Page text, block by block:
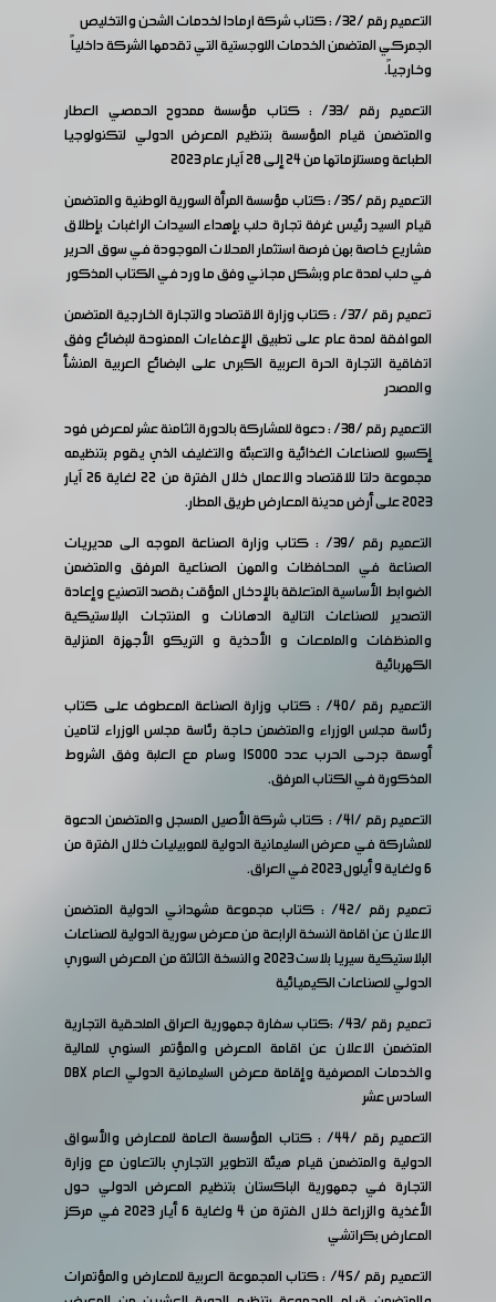
التعميم رقم /32/ : كتاب شركة ارمادا لخدمات الشحن والتخليص
الجمركي المتضمن الخدمات اللوجستية التي تقدمها الشركة داخلياً
وخارجياً.
التعميم رقم /33/ : كتاب مؤسسة ممدوح الحمصي العطار
والمتضمن قيام المؤسسة بتنظيم المعرض الدولي لتكنولوجيا
الطباعة ومستلزماتها من 24 إلى 28 آيار عام 2023
التعميم رقم /35/ : كتاب مؤسسة المرأة السورية الوطنية والمتضمن
قيام السيد رئيس غرفة تجارة حلب بإهداء السيدات الراغبات بإطلاق
مشاريع خاصة بهن فرصة استثمار المحلات الموجودة في سوق الحرير
في حلب لمدة عام وبشكل مجاني وفق ما ورد في الكتاب المذكور
تعميم رقم /37/ : كتاب وزارة الاقتصاد والتجارة الخارجية المتضمن
الموافقة لمدة عام على تطبيق الإعفاءات الممنوحة للبضائع وفق
اتفاقية التجارة الحرة العربية الكبرى على البضائع العربية المنشأ
والمصدر
التعميم رقم /38/ : دعوة للمشاركة بالدورة الثامنة عشر لمعرض فود
إكسبو للصناعات الغذائية والتعبئة والتغليف الذي يقوم بتنظيمه
مجموعة دلتا للاقتصاد والاعمال خلال الفترة من 22 لغاية 26 آيار
2023 على أرض مدينة المعارض طريق المطار.
التعميم رقم /39/ : كتاب وزارة الصناعة الموجه الى مديريات
الصناعة في المحافظات والمهن الصناعية المرفق والمتضمن
الضوابط الأساسية المتعلقة بالإدخال المؤقت بقصد التصنيع وإعادة
التصدير للصناعات التالية الدهانات و المنتجات البلاستيكية
والمنظفات والملمعات و الأحذية و التريكو الأجهزة المنزلية
الكهربائية
التعميم رقم /40/ : كتاب وزارة الصناعة المعطوف على كتاب
رئاسة مجلس الوزراء والمتضمن حاجة رئاسة مجلس الوزراء لتامين
أوسمة جرحى الحرب عدد 15000 وسام مع العلبة وفق الشروط
المذكورة في الكتاب المرفق.
التعميم رقم /41/ : كتاب شركة الأصيل المسجل والمتضمن الدعوة
للمشاركة في معرض السليمانية الدولية للموبيليات خلال الفترة من
6 ولغاية 9 أيلول 2023 في العراق.
تعميم رقم /42/ : كتاب مجموعة مشهداني الدولية المتضمن
الاعلان عن اقامة النسخة الرابعة من معرض سورية الدولية للصناعات
البلاستيكية سيريا بلاست 2023 والنسخة الثالثة من المعرض السوري
الدولي للصناعات الكيميائية
تعميم رقم /43/ :كتاب سفارة جمهورية العراق الملحقية التجارية
المتضمن الاعلان عن اقامة المعرض والمؤتمر السنوي للمالية
والخدمات المصرفية وإقامة معرض السليمانية الدولي العام DBX
السادس عشر
التعميم رقم /44/ : كتاب المؤسسة العامة للمعارض والأسواق
الدولية والمتضمن قيام هيئة التطوير التجاري بالتعاون مع وزارة
التجارة في جمهورية الباكستان بتنظيم المعرض الدولي حول
الأغذية والزراعة خلال الفترة من 4 ولغاية 6 أيار 2023 في مركز
المعارض بكراتشي
التعميم رقم /45/ : كتاب المجموعة العربية للمعارض والمؤتمرات